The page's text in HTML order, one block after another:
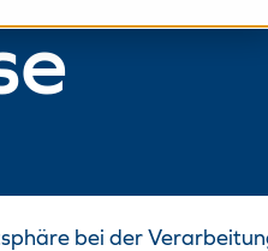
bei der